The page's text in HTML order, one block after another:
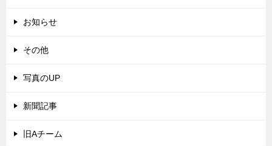
お知らせ
その他
写真のUP
新聞記事
旧Aチーム